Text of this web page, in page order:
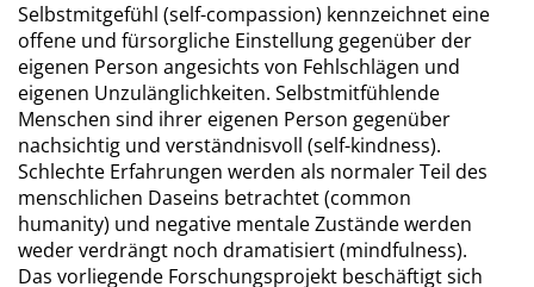
Selbstmitgefühl (self-compassion) kennzeichnet eine
offene und fürsorgliche Einstellung gegenüber der
eigenen Person angesichts von Fehlschlägen und
eigenen Unzulänglichkeiten. Selbstmitfühlende
Menschen sind ihrer eigenen Person gegenüber
nachsichtig und verständnisvoll (self-kindness).
Schlechte Erfahrungen werden als normaler Teil des
menschlichen Daseins betrachtet (common
humanity) und negative mentale Zustände werden
weder verdrängt noch dramatisiert (mindfulness).
Das vorliegende Forschungsprojekt beschäftigt sich